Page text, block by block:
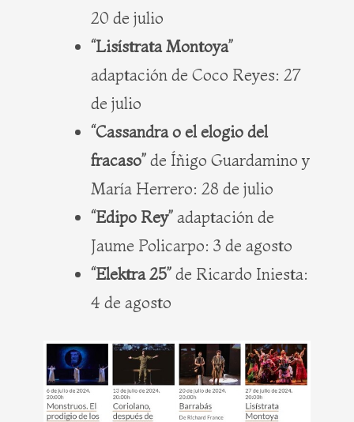
20 de julio
“Lisístrata Montoya”
adaptación de Coco Reyes: 27
de julio
“Cassandra o el elogio del
fracaso” de Íñigo Guardamino y
María Herrero: 28 de julio
“Edipo Rey” adaptación de
Jaume Policarpo: 3 de agosto
“Elektra 25” de Ricardo Iniesta:
4 de agosto